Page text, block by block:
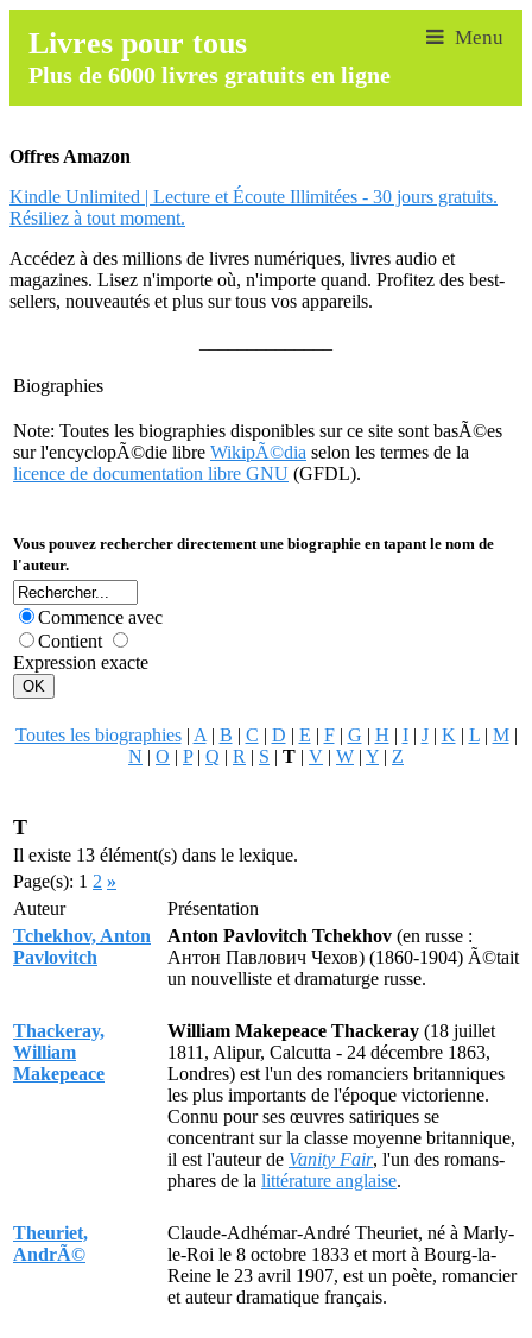
Livres pour tous
Plus de 6000 livres gratuits en ligne
Offres Amazon
Kindle Unlimited | Lecture et Écoute Illimitées - 30 jours gratuits.
Résiliez à tout moment.
Accédez à des millions de livres numériques, livres audio et
magazines. Lisez n'importe où, n'importe quand. Profitez des best-
sellers, nouveautés et plus sur tous vos appareils.
Biographies
Note: Toutes les biographies disponibles sur ce site sont basÃ©es
sur l'encyclopÃ©die libre WikipÃ©dia selon les termes de la
licence de documentation libre GNU (GFDL).
Vous pouvez rechercher directement une biographie en tapant le nom de
l'auteur.
Commence avec
Contient
Expression exacte
Toutes les biographies| A | B | C | D | E | F| G | H | I| J| K | L| M|
N | O | P| Q | R | S | T | V | W | Y | Z
T
Il existe 13 élément(s) dans le lexique.
Page(s): 1 2 »
Auteur
Présentation
Tchekhov, Anton
Pavlovitch
Anton Pavlovitch Tchekhov (en russe :
Антон Павлович Чехов) (1860-1904) Ã©tait
un nouvelliste et dramaturge russe.
Thackeray,
William
Makepeace
William Makepeace Thackeray (18 juillet
1811, Alipur, Calcutta - 24 décembre 1863,
Londres) est l'un des romanciers britanniques
les plus importants de l'époque victorienne.
Connu pour ses œuvres satiriques se
concentrant sur la classe moyenne britannique,
il est l'auteur de Vanity Fair, l'un des romans-
phares de la littérature anglaise.
Theuriet,
AndrÃ©
Claude-Adhémar-André Theuriet, né à Marly-
le-Roi le 8 octobre 1833 et mort à Bourg-la-
Reine le 23 avril 1907, est un poète, romancier
et auteur dramatique français.